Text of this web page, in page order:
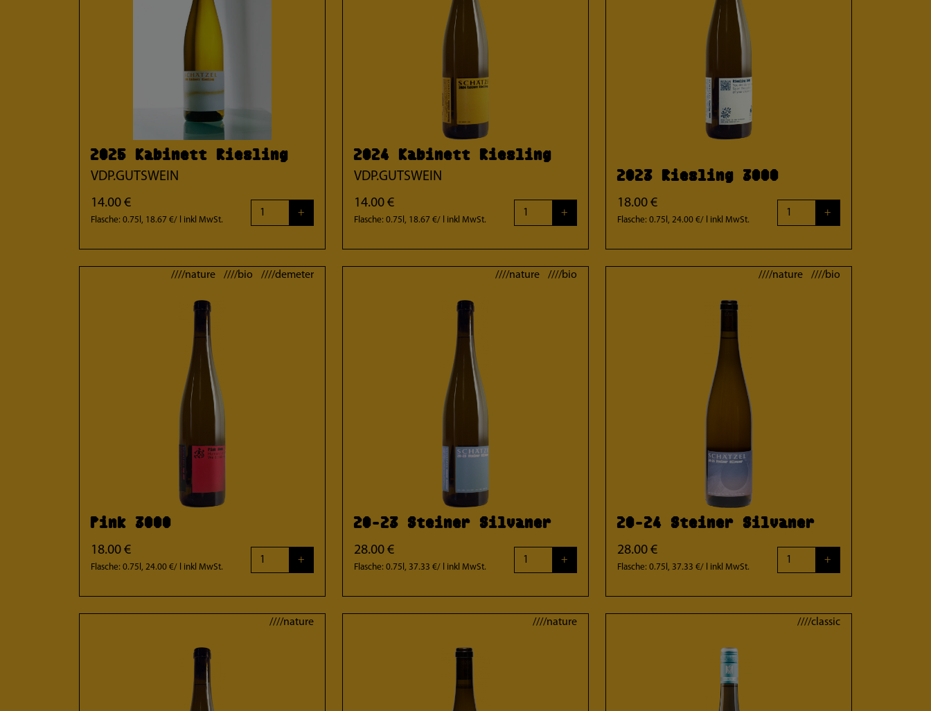
2025 Kabinett Riesling
VDP.GUTSWEIN
14.00 €
Flasche: 0.75l, 18.67 €/ l inkl MwSt.
+
2024 Kabinett Riesling
VDP.GUTSWEIN
14.00 €
Flasche: 0.75l, 18.67 €/ l inkl MwSt.
+
2023 Riesling 3000
18.00 €
Flasche: 0.75l, 24.00 €/ l inkl MwSt.
+
////nature ////bio ////demeter
Pink 3000
18.00 €
Flasche: 0.75l, 24.00 €/ l inkl MwSt.
+
////nature ////bio
20-23 Steiner Silvaner
28.00 €
Flasche: 0.75l, 37.33 €/ l inkl MwSt.
+
////nature ////bio
20-24 Steiner Silvaner
28.00 €
Flasche: 0.75l, 37.33 €/ l inkl MwSt.
+
////nature ////nature ////classic